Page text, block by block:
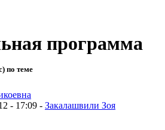
программа
по теме
- 17:09 - Закалашвили Зоя